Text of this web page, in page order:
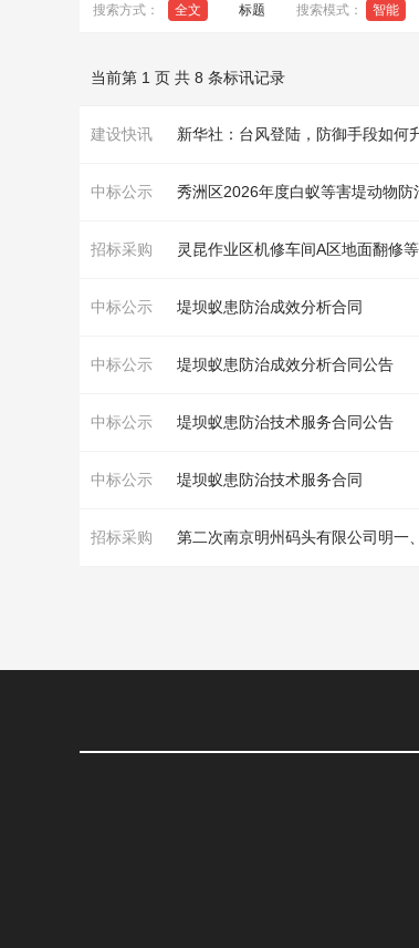
搜索方式： 全文 标题 搜索模式： 智能
当前第 1 页 共 8 条标讯记录
建设快讯 新华社：台风登陆，防御手段如何
中标公示 秀洲区2026年度白蚁等害堤动物防
招标采购 灵昆作业区机修车间A区地面翻修
中标公示 堤坝蚁患防治成效分析合同
中标公示 堤坝蚁患防治成效分析合同公告
中标公示 堤坝蚁患防治技术服务合同公告
中标公示 堤坝蚁患防治技术服务合同
招标采购 第二次南京明州码头有限公司明一